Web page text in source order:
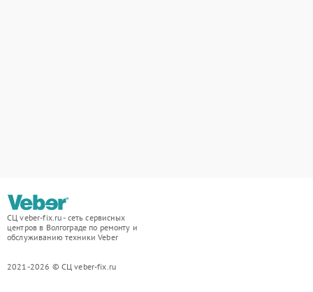
СЦ veber-fix.ru - сеть сервисных
центров в Волгограде по ремонту и
обслуживанию техники Veber
2021-2026 © СЦ veber-fix.ru